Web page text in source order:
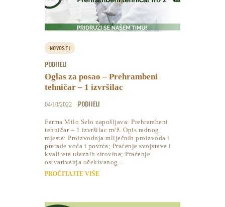
NOVOSTI
PODIJELI
Oglas za posao – Prehrambeni
tehničar – 1 izvršilac
04/10/2022 PODIJELI
Farma Milo Selo zapošljava: Prehrambeni
tehničar – 1 izvršilac m/ž. Opis radnog
mjesta: Proizvodnja mliječnih proizvoda i
prerade voća i povrća; Praćenje svojstava i
kvaliteta ulaznih sirovina; Praćenje
ostvarivanja očekivanog…
PROČITAJTE VIŠE